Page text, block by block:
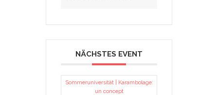
NÄCHSTES EVENT
Sommeruniversität | Karambolage:
un concept